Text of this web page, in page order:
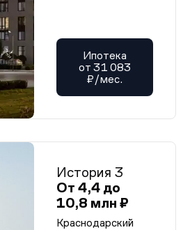
Ипотека
от 31 083
₽/мес.
История 3
От 4,4 до
10,8 млн ₽
Краснодарский